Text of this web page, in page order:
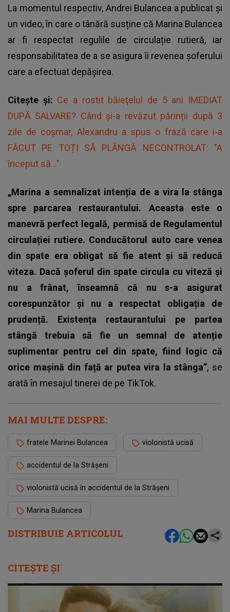
DISTRIBUIE ARTICOLUL
La momentul respectiv, Andrei Bulancea a publicat și
un video, în care o tânără susține că Marina Bulancea
ar fi respectat regulile de circulație rutieră, iar
responsabilitatea de a se asigura îi revenea șoferului
care a efectuat depășirea.
Citește și: Ce a rostit băieţelul de 5 ani IMEDIAT
DUPĂ SALVARE? Când și-a revăzut părinții după 3
zile de coșmar, Alexandru a spus o frază care i-a
FĂCUT PE TOȚI SĂ PLÂNGĂ NECONTROLAT: "A
început să..."
„Marina a semnalizat intenția de a vira la stânga
spre parcarea restaurantului. Aceasta este o
manevră perfect legală, permisă de Regulamentul
circulației rutiere. Conducătorul auto care venea
din spate era obligat să fie atent și să reducă
viteza. Dacă șoferul din spate circula cu viteză și
nu a frânat, înseamnă că nu s-a asigurat
corespunzător și nu a respectat obligația de
prudență. Existența restaurantului pe partea
stângă trebuia să fie un semnal de atenție
suplimentar pentru cel din spate, fiind logic că
orice mașină din față ar putea vira la stânga”, se
arată în mesajul tinerei de pe TikTok.
MAI MULTE DESPRE:
fratele Marinei Bulancea violonistă ucisă
accidentul de la Strășeni
violonistă ucisă în accidentul de la Strășeni
Marina Bulancea
CITEȘTE ȘI